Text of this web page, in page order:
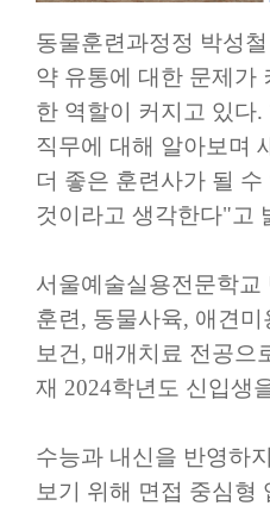
동물훈련과정정 박성
약 유통에 대한 문제가
한 역할이 커지고 있다.
직무에 대해 알아보며
더 좋은 훈련사가 될
것이라고 생각한다"고
서울예술실용전문학
훈련 , 동물사육, 애견미
보건, 매개치료 전공으
재 2024학년도 신입생
수능과 내신을 반영하
보기 위해 면접 중심형